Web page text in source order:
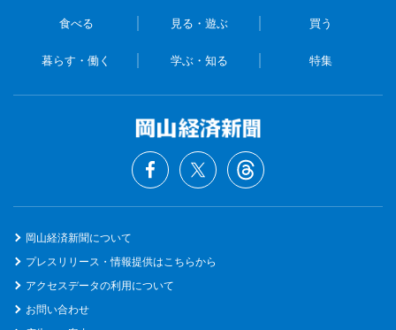
食べる 見る・遊ぶ 買う
暮らす・働く 学ぶ・知る 特集
岡山経済新聞について
プレスリリース・情報提供はこちらから
アクセスデータの利用について
お問い合わせ